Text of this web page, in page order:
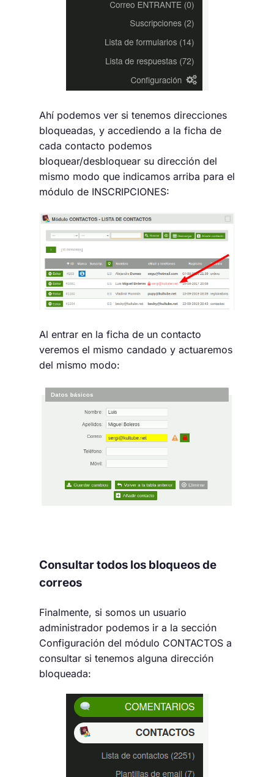
Ahí podemos ver si tenemos direcciones
bloqueadas, y accediendo a la ficha de
cada contacto podemos
bloquear/desbloquear su dirección del
mismo modo que indicamos arriba para el
módulo de INSCRIPCIONES:
Al entrar en la ficha de un contacto
veremos el mismo candado y actuaremos
del mismo modo:
Consultar todos los bloqueos de
correos
Finalmente, si somos un usuario
administrador podemos ir a la sección
Configuración del módulo CONTACTOS a
consultar si tenemos alguna dirección
bloqueada: